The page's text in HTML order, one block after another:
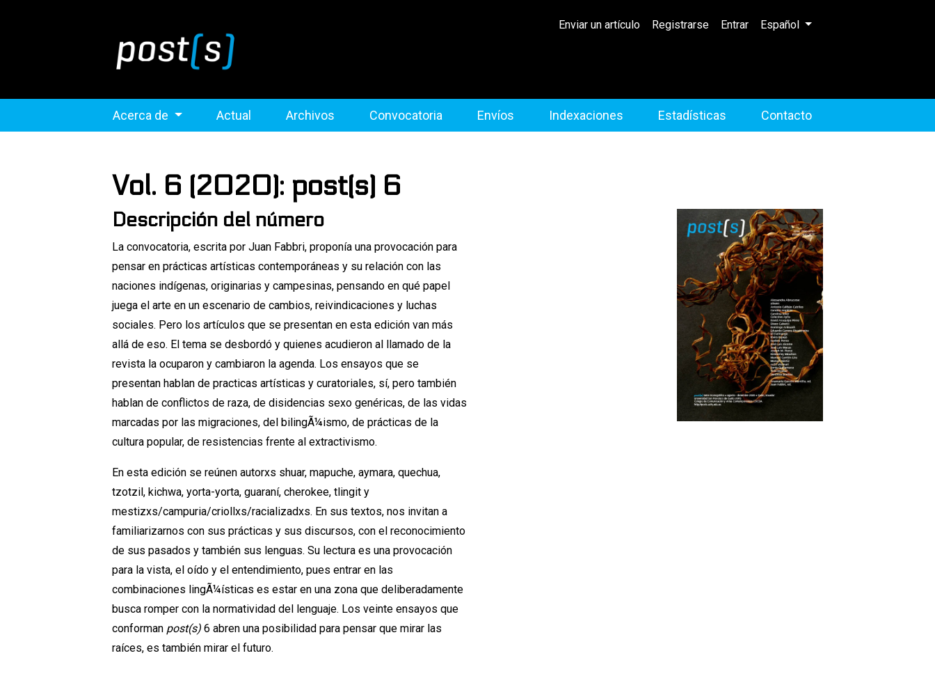
Enviar un artículo Registrarse Entrar Cambiar el idioma. El idioma actual
Español
Acerca de Actual Archivos Convocatoria Envíos Indexaciones Estadísticas Contacto
Vol. 6 (2020): post(s) 6
Descripción del número
La convocatoria, escrita por Juan Fabbri, proponía una provocación para
pensar en prácticas artísticas contemporáneas y su relación con las
naciones indígenas, originarias y campesinas, pensando en qué papel
juega el arte en un escenario de cambios, reivindicaciones y luchas
sociales. Pero los artículos que se presentan en esta edición van más
allá de eso. El tema se desbordó y quienes acudieron al llamado de la
revista la ocuparon y cambiaron la agenda. Los ensayos que se
presentan hablan de practicas artísticas y curatoriales, sí, pero también
hablan de conflictos de raza, de disidencias sexo genéricas, de las vidas
marcadas por las migraciones, del bilingÃ¼ismo, de prácticas de la
cultura popular, de resistencias frente al extractivismo.
En esta edición se reúnen autorxs shuar, mapuche, aymara, quechua,
tzotzil, kichwa, yorta-yorta, guaraní, cherokee, tlingit y
mestizxs/campuria/criollxs/racializadxs. En sus textos, nos invitan a
familiarizarnos con sus prácticas y sus discursos, con el reconocimiento
de sus pasados y también sus lenguas. Su lectura es una provocación
para la vista, el oído y el entendimiento, pues entrar en las
combinaciones lingÃ¼ísticas es estar en una zona que deliberadamente
busca romper con la normatividad del lenguaje. Los veinte ensayos que
conforman post(s) 6 abren una posibilidad para pensar que mirar las
raíces, es también mirar el futuro.